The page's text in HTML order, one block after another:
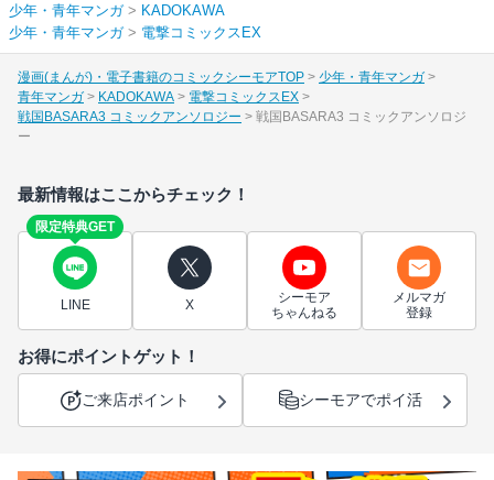
少年・青年マンガ> KADOKAWA
少年・青年マンガ> 電撃コミックスEX
漫画(まんが)・電子書籍のコミックシーモアTOP
少年・青年マンガ
青年マンガ
KADOKAWA
電撃コミックスEX
戦国BASARA3 コミックアンソロジー
戦国BASARA3 コミックアンソロジ
ー
最新情報はここからチェック！
限定特典GET
LINE X
シーモア
ちゃんねる
メルマガ
登録
お得にポイントゲット！
ご来店ポイント シーモアでポイ活